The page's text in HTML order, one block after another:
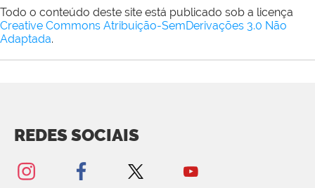
Todo o conteúdo deste site está publicado sob a licença
Creative Commons Atribuição-SemDerivações 3.0 Não
Adaptada.
REDES SOCIAIS